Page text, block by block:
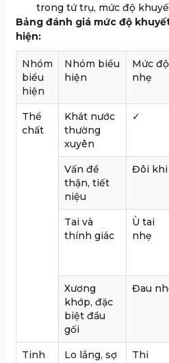
trong tứ trụ, mức độ
Bảng đánh giá mức độ
hiện:
Nhóm
biểu
hiện
Nhóm biểu
hiện
Mức độ
nhẹ
Thể
chất
Khát nước
thường
xuyên
✓
Vấn đề
thận, tiết
niệu
Đôi khi
Tai và
thính giác
Ù tai
nhẹ
Xương
khớp, đặc
biệt đầu
gối
Đau
Tinh
Lo lắng, sợ
Thi